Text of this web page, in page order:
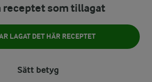
receptet som tillagat
LAGAT DET HÄR RECEPTET
Sätt betyg